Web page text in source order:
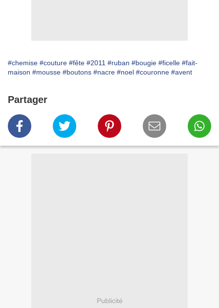
#chemise #couture #fête #2011 #ruban #bougie #ficelle #fait-
maison #mousse #boutons #nacre #noel #couronne #avent
Partager
Publicité